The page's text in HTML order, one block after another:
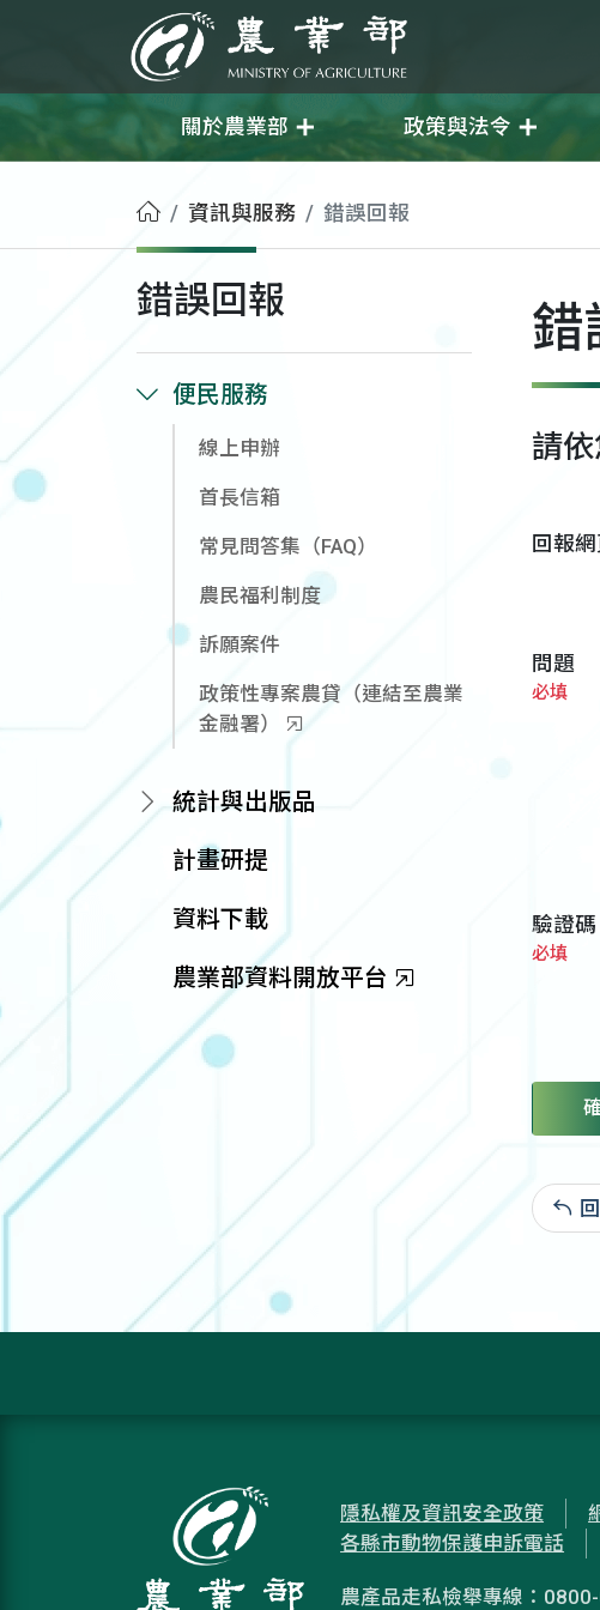
農業部
關於農業部 政策與法令
首頁資訊與服務 錯誤回報
錯誤回報
便民服務
線上申辦
首長信箱
常見問答集（FAQ）
農民福利制度
訴願案件
政策性專案農貸（連結至農業
金融署）
統計與出版品
計畫研提
資料下載
農業部資料開放平台
錯
請
回報網
問題
必填
驗證碼
必填
隱私權及資訊安全政策
各縣市動物保護申訴電話
農產品走私檢舉專線：